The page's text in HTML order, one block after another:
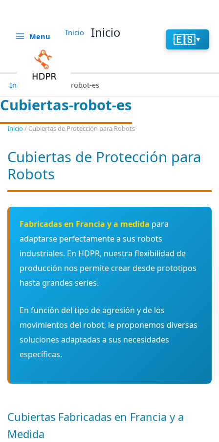
🇪🇸▼
Menu
Inicio Inicio
Inicio Cubiertas-robot-es
Cubiertas-robot-es
Inicio/ Cubiertas de Protección para Robots
Cubiertas de Protección para
Robots
Fabricadas en Francia y a medida para
adaptarse perfectamente a sus robots
industriales. En HDPR, nuestra flexibilidad de
producción nos permite crear desde prototipos
hasta grandes series.
En función del tipo de agresión y de los
movimientos del robot, le proponemos diversas
soluciones adaptadas a sus necesidades
específicas.
Cubiertas Fabricadas en Francia y a
Medida